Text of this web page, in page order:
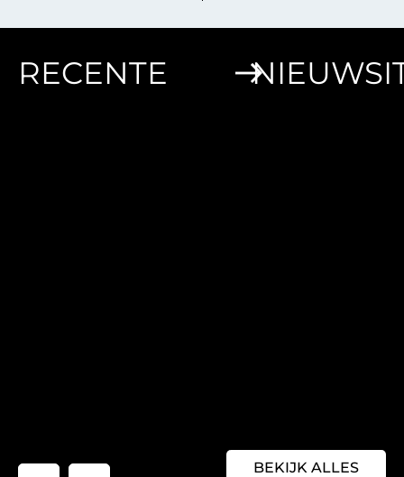
RECENTE
BEKIJK ALLES